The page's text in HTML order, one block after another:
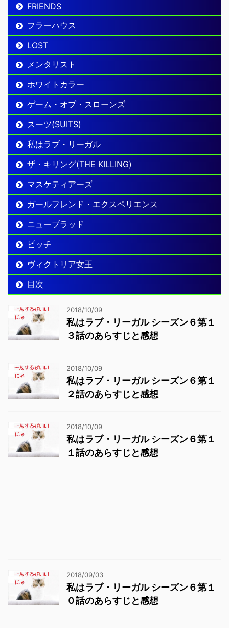
FRIENDS
フラーハウス
LOST
メンタリスト
ホワイトカラー
ゲーム・オブ・スローンズ
スーツ(SUITS)
私はラブ・リーガル
ザ・キリング(THE KILLING)
マスケティアーズ
ガールフレンド・エクスペリエンス
ニューブラッド
ピッチ
ヴィクトリア女王
目次
2018/10/09
私はラブ・リーガル シーズン６第１
３話のあらすじと感想
2018/10/09
私はラブ・リーガル シーズン６第１
２話のあらすじと感想
2018/10/09
私はラブ・リーガル シーズン６第１
１話のあらすじと感想
2018/09/03
私はラブ・リーガル シーズン６第１
０話のあらすじと感想